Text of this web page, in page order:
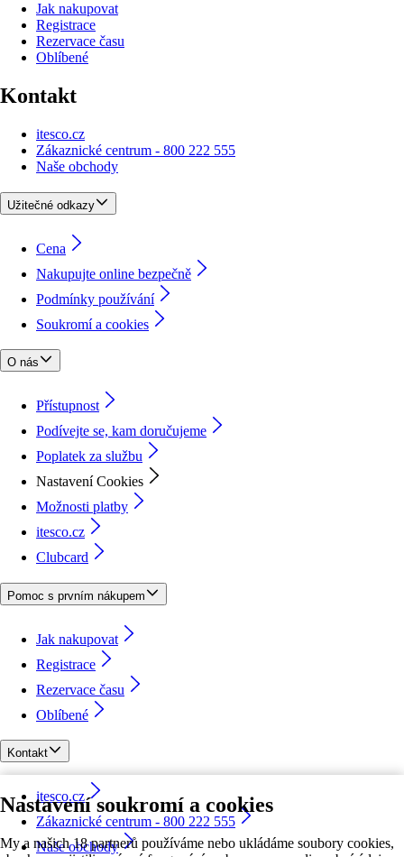
Nastavení soukromí a cookies
My a našich 18 partnerů používáme nebo ukládáme soubory cookies,
Jak nakupovat
Registrace
Rezervace času
Oblíbené
Kontakt
itesco.cz
Zákaznické centrum - 800 222 555
Naše obchody
Užitečné odkazy
Cena
Nakupujte online bezpečně
Podmínky používání
Soukromí a cookies
O nás
Přístupnost
Podívejte se, kam doručujeme
Poplatek za službu
Nastavení Cookies
Možnosti platby
itesco.cz
Clubcard
Pomoc s prvním nákupem
Jak nakupovat
Registrace
Rezervace času
Oblíbené
Kontakt
itesco.cz
Zákaznické centrum - 800 222 555
Naše obchody